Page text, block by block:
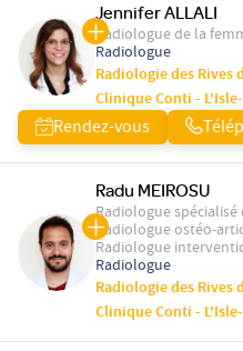
Jennifer ALLALI
Radiologue de la
Radiologue
Radiologie des Rives
Clinique Conti -
Rendez-vous
Radu MEIROSU
Radiologue spécialisé
Radiologue ostéo-
Radiologue
Radiologue
Radiologie des Rives
Clinique Conti -